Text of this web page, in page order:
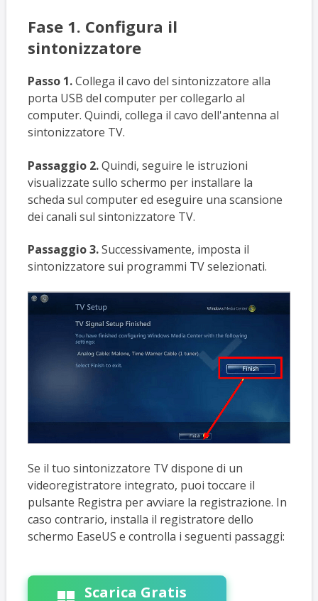
Fase 1. Configura il
sintonizzatore
Passo 1.Collega il cavo del sintonizzatore alla
porta USB del computer per collegarlo al
computer. Quindi, collega il cavo dell'antenna al
sintonizzatore TV.
Passaggio 2.Quindi, seguire le istruzioni
visualizzate sullo schermo per installare la
scheda sul computer ed eseguire una scansione
dei canali sul sintonizzatore TV.
Passaggio 3.Successivamente, imposta il
sintonizzatore sui programmi TV selezionati.
Se il tuo sintonizzatore TV dispone di un
videoregistratore integrato, puoi toccare il
pulsante Registra per avviare la registrazione. In
caso contrario, installa il registratore dello
schermo EaseUS e controlla i seguenti passaggi:
Scarica Gratis